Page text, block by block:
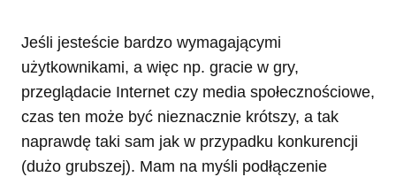
Jeśli jesteście bardzo wymagającymi
użytkownikami, a więc np. gracie w gry,
przeglądacie Internet czy media społecznościowe,
czas ten może być nieznacznie krótszy, a tak
naprawdę taki sam jak w przypadku konkurencji
(dużo grubszej). Mam na myśli podłączenie